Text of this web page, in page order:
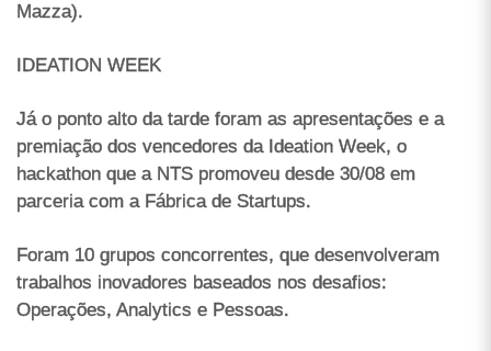
Mazza).
IDEATION WEEK
Já o ponto alto da tarde foram as apresentações e a
premiação dos vencedores da Ideation Week, o
hackathon que a NTS promoveu desde 30/08 em
parceria com a Fábrica de Startups.
Foram 10 grupos concorrentes, que desenvolveram
trabalhos inovadores baseados nos desafios:
Operações, Analytics e Pessoas.